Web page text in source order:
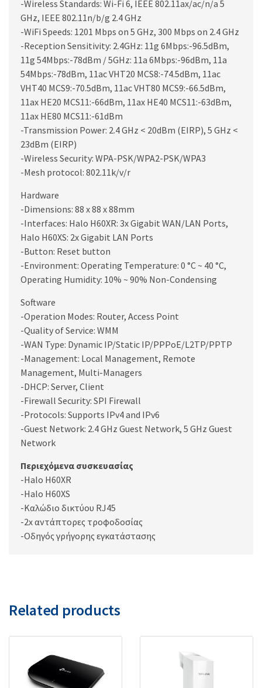
-Wireless Standards: Wi-Fi 6, IEEE 802.11ax/ac/n/a 5
GHz, IEEE 802.11n/b/g 2.4 GHz
-WiFi Speeds: 1201 Mbps on 5 GHz, 300 Mbps on 2.4 GHz
-Reception Sensitivity: 2.4GHz: 11g 6Mbps:-96.5dBm,
11g 54Mbps:-78dBm / 5GHz: 11a 6Mbps:-96dBm, 11a
54Mbps:-78dBm, 11ac VHT20 MCS8:-74.5dBm, 11ac
VHT40 MCS9:-70.5dBm, 11ac VHT80 MCS9:-66.5dBm,
11ax HE20 MCS11:-66dBm, 11ax HE40 MCS11:-63dBm,
11ax HE80 MCS11:-61dBm
-Transmission Power: 2.4 GHz < 20dBm (EIRP), 5 GHz <
23dBm (EIRP)
-Wireless Security: WPA-PSK/WPA2-PSK/WPA3
-Mesh protocol: 802.11k/v/r
Hardware
-Dimensions: 88 x 88 x 88mm
-Interfaces: Halo H60XR: 3x Gigabit WAN/LAN Ports,
Halo H60XS: 2x Gigabit LAN Ports
-Button: Reset button
-Environment: Operating Temperature: 0 °C ~ 40 °C,
Operating Humidity: 10% ~ 90% Non-Condensing
Software
-Operation Modes: Router, Access Point
-Quality of Service: WMM
-WAN Type: Dynamic IP/Static IP/PPPoE/L2TP/PPTP
-Management: Local Management, Remote
Management, Multi-Managers
-DHCP: Server, Client
-Firewall Security: SPI Firewall
-Protocols: Supports IPv4 and IPv6
-Guest Network: 2.4 GHz Guest Network, 5 GHz Guest
Network
Περιεχόμενα συσκευασίας
-Halo H60XR
-Halo H60XS
-Καλώδιο δικτύου RJ45
-2x αντάπτορες τροφοδοσίας
-Οδηγός γρήγορης εγκατάστασης
Related products